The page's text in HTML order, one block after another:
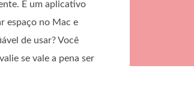
É um aplicativo
espaço no Mac e
de usar? Você
se vale a pena ser